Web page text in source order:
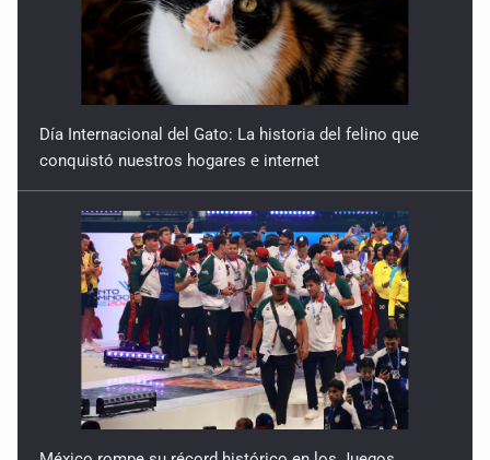
Día Internacional del Gato: La historia del felino que
conquistó nuestros hogares e internet